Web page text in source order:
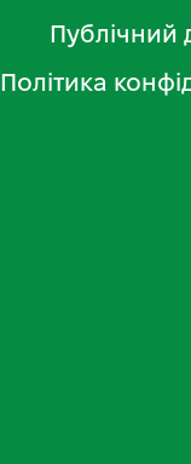
Публічний
Політика